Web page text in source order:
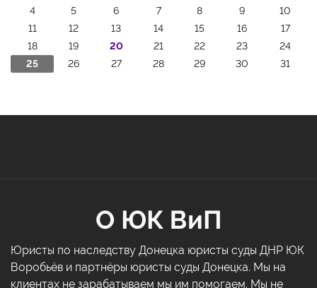
4
5 6 7 8 9
10
11
12 13 14 15 16
17
18
19 20 21 22 23
24
25
26 27 28 29 30 31
О ЮК ВиП
Юристы по наследству Донецка юристы суды ДНР ЮК
Воробьёв и партнёры юристы суды Донецка. Мы на
клиентах не зарабатываем мы им помогаем. Мы не